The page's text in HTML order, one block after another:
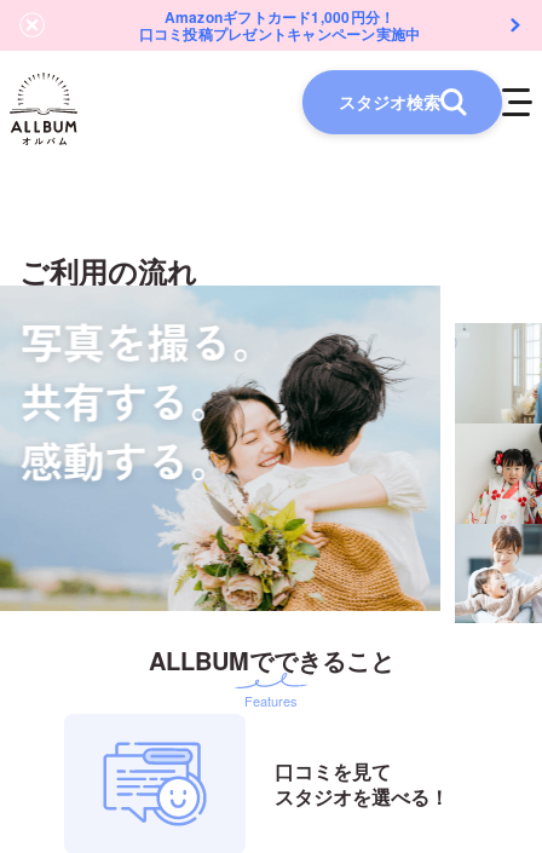
Amazonギフトカード1,000円分！
口コミ投稿プレゼントキャンペーン実施中
スタジオ検索
ご利用の流れ
ALLBUMでできること
Features
口コミを見て
スタジオを選べる！